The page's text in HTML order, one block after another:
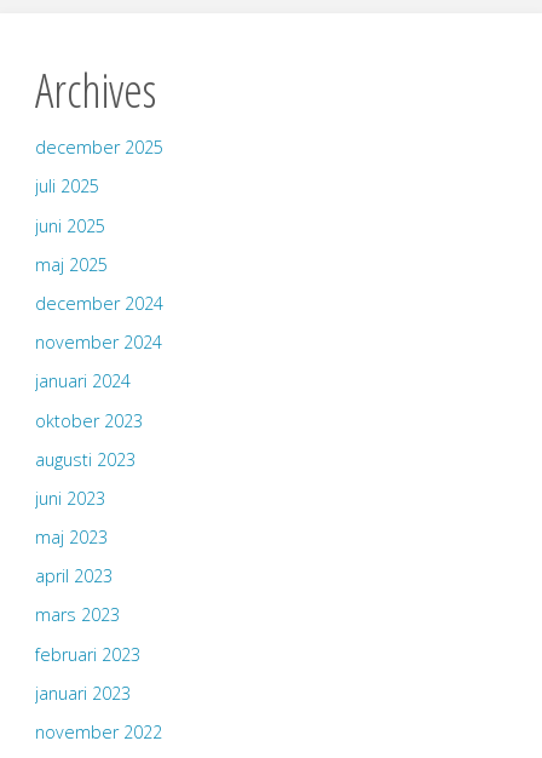
Archives
december 2025
juli 2025
juni 2025
maj 2025
december 2024
november 2024
januari 2024
oktober 2023
augusti 2023
juni 2023
maj 2023
april 2023
mars 2023
februari 2023
januari 2023
november 2022